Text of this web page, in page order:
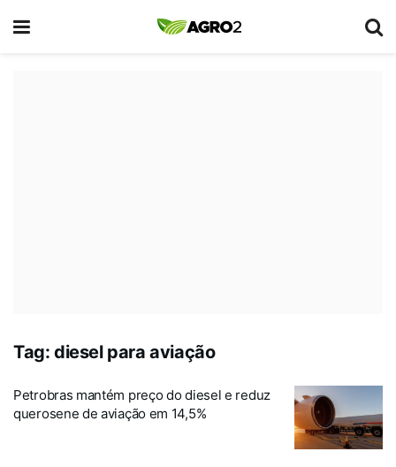
Tag: diesel para aviação
Petrobras mantém preço do diesel e reduz
querosene de aviação em 14,5%